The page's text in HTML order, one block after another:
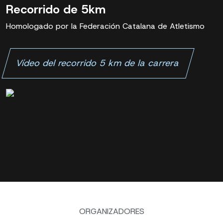
Recorrido de 5km
Homologado por la Federación Catalana de Atletismo
Vídeo del recorrido 5 km de la carrera
ORGANIZADORES